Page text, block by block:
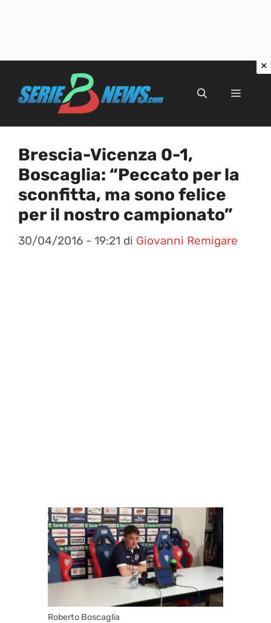
Menu
Brescia-Vicenza 0-1,
Boscaglia: “Peccato per la
sconfitta, ma sono felice
per il nostro campionato”
30/04/2016 - 19:21 di Giovanni Remigare
Roberto Boscaglia